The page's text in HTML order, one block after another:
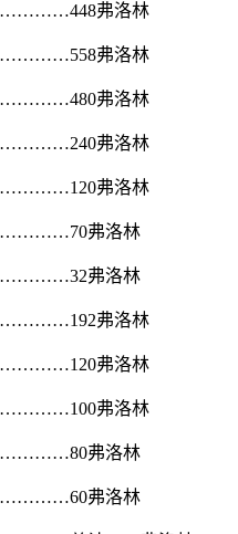
弗洛林
弗洛林
弗洛林
弗洛林
弗洛林
弗洛林
弗洛林
弗洛林
弗洛林
弗洛林
弗洛林
弗洛林